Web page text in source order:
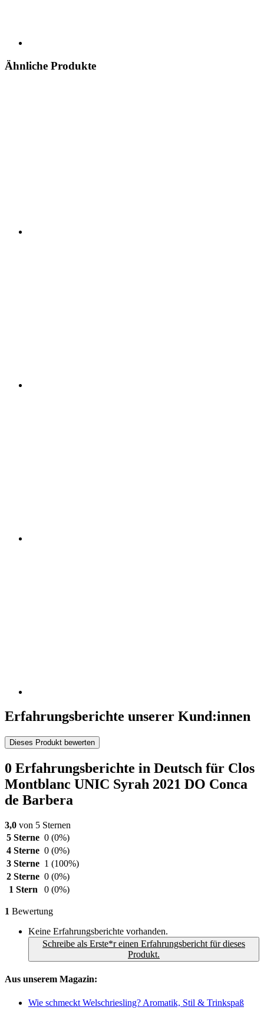
Ähnliche Produkte
Erfahrungsberichte unserer Kund:innen
Dieses Produkt bewerten
0 Erfahrungsberichte in Deutsch für Clos
Montblanc UNIC Syrah 2021 DO Conca
de Barbera
3,0 von 5 Sternen
5 Sterne 0 (0%)
4 Sterne 0 (0%)
3 Sterne 1 (100%)
2 Sterne 0 (0%)
1 Stern
0 (0%)
1 Bewertung
Keine Erfahrungsberichte vorhanden.
Schreibe als Erste*r einen Erfahrungsbericht für dieses
Produkt.
Aus unserem Magazin:
Wie schmeckt Welschriesling? Aromatik, Stil & Trinkspaß